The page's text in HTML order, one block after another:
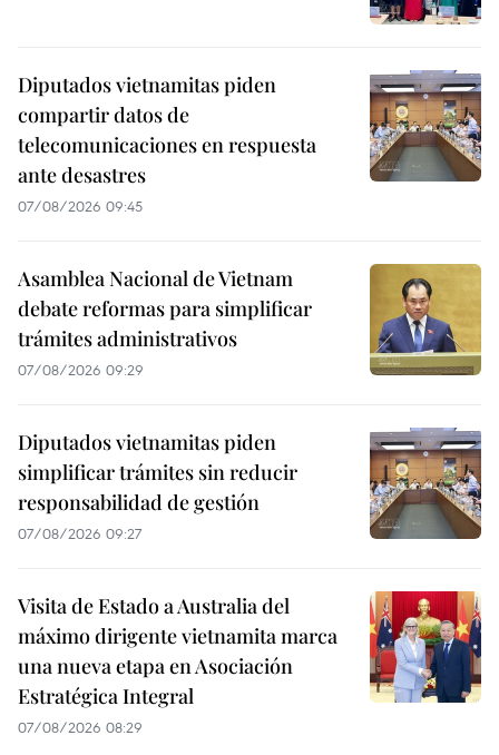
Diputados vietnamitas piden
compartir datos de
telecomunicaciones en respuesta
ante desastres
07/08/2026 09:45
Asamblea Nacional de Vietnam
debate reformas para simplificar
trámites administrativos
07/08/2026 09:29
Diputados vietnamitas piden
simplificar trámites sin reducir
responsabilidad de gestión
07/08/2026 09:27
Visita de Estado a Australia del
máximo dirigente vietnamita marca
una nueva etapa en Asociación
Estratégica Integral
07/08/2026 08:29